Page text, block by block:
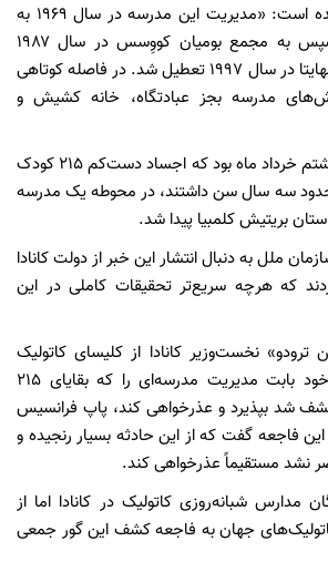
در ادامه این گزارش آمده است: «مدیریت این مدرسه در سال ۱۹۶۹ به
دولت فدرال کانادا و سپس به مجمع بومیان کووِسس در سال ۱۹۸۷
سپرده شد. این مدرسه نهایتا در سال ۱۹۹۷ تعطیل شد. در فاصله کوتاهی
مدرسه بجز عبادتگاه، خانه کشیش و
این در حالی است که هشتم خرداد ماه بود که اجساد دست‌کم ۲۱۵ کودک
سه سال سن داشتند، در محوطه یک مدرسه
بریتیش کلمبیا پیدا شد.
ملل به دنبال انتشار این خبر از دولت کانادا
که هرچه سریع‌تر تحقیقات کاملی در این
نخست‌وزیر کانادا از کلیسای کاتولیک
خواسته بود مسئولیت خود بابت مدیریت مدرسه‌ای را که بقایای ۲۱۵
شد بپذیرد و عذرخواهی کند، پاپ فرانسیس
فاجعه گفت که از این حادثه بسیار رنجیده و
نشد مستقیماً عذرخواهی کند.
مدارس شبانه‌روزی کاتولیک در کانادا اما از
جهان به فاجعه کشف این گور جمعی